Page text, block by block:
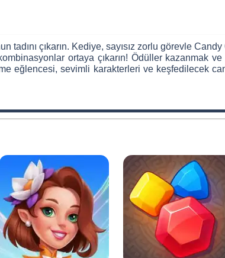
çıkarın. Kediye, sayısız zorlu görevle
ortaya çıkarın! Ödüller kazanmak
eğlencesi, sevimli karakterleri ve keşfedilecek